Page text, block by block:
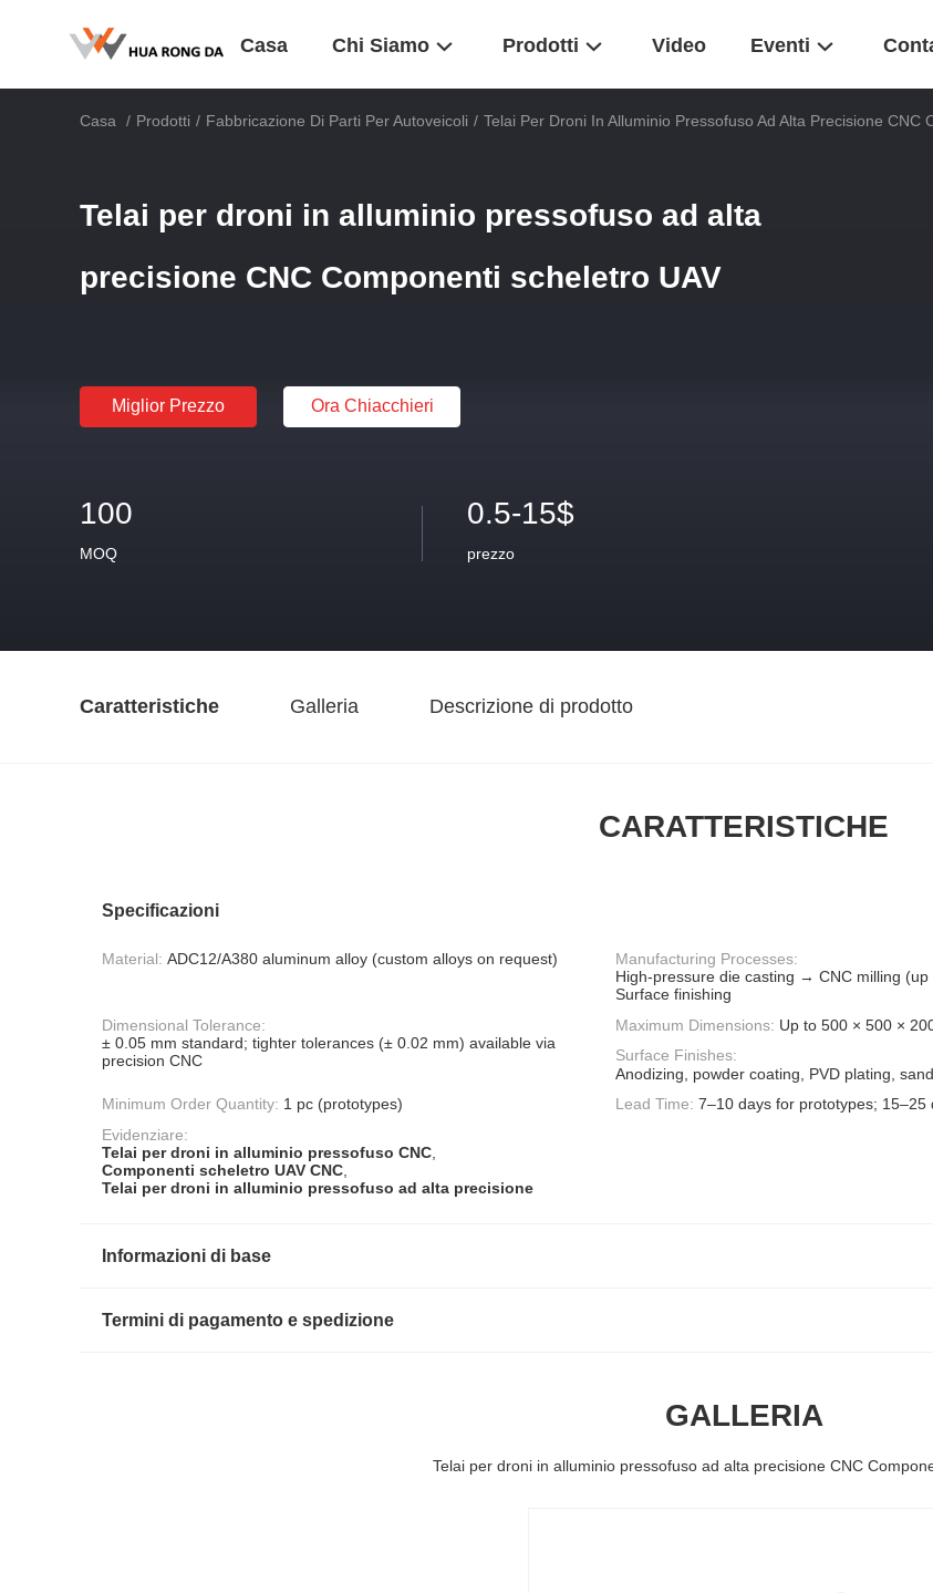
Casa Chi Siamo Prodotti Video Eventi
Casa / Prodotti / Fabbricazione Di Parti Per Autoveicoli / Telai Per Droni In Alluminio Pressofuso Ad Alta Precisione CNC
Telai per droni in alluminio pressofuso ad alta
precisione CNC Componenti scheletro UAV
Miglior Prezzo Ora Chiacchieri
100
MOQ
0.5-15$
prezzo
Caratteristiche Galleria Descrizione di prodotto
CARATTERISTICHE
Specificazioni
Material: ADC12/A380 aluminum alloy (custom alloys on request)
Manufacturing Processes:
High-pressure die casting → CNC milling
Surface finishing
Dimensional Tolerance:
± 0.05 mm standard; tighter tolerances (± 0.02 mm) available via
precision CNC
Maximum Dimensions: Up to 500 × 500 ×
Surface Finishes:
Anodizing, powder coating, PVD plating,
Minimum Order Quantity: 1 pc (prototypes) Lead Time: 7–10 days for prototypes;
Evidenziare:
Telai per droni in alluminio pressofuso CNC
Componenti scheletro UAV CNC
Telai per droni in alluminio pressofuso ad alta precisione
Informazioni di base
Termini di pagamento e spedizione
GALLERIA
Telai per droni in alluminio pressofuso ad alta precisione CNC